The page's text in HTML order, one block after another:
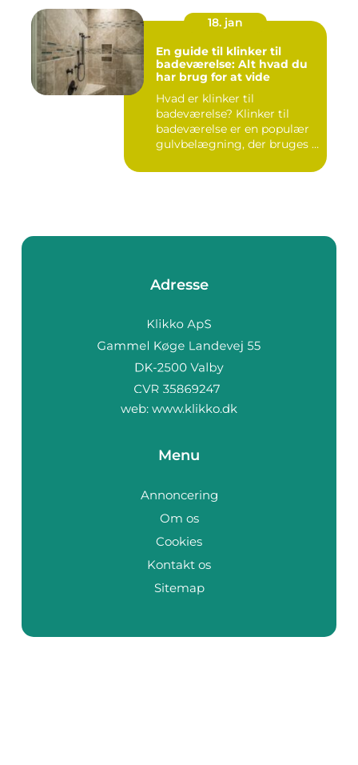
18. jan
En guide til klinker til
badeværelse: Alt hvad du
har brug for at vide
Hvad er klinker til
badeværelse? Klinker til
badeværelse er en populær
gulvbelægning, der bruges i
Adresse
web: www.klikko.dk
Menu
Annoncering
Om os
Cookies
Kontakt os
Sitemap